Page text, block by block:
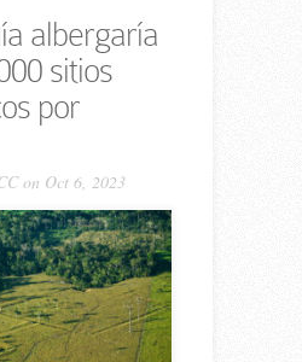
albergaría
sitios
por
on Oct 6, 2023